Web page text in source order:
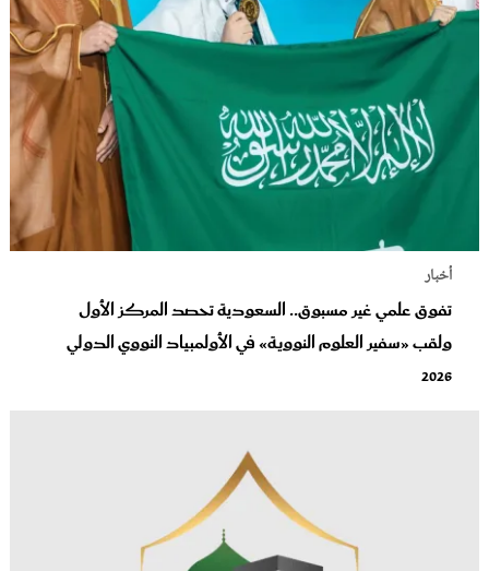
أخبار
تفوق علمي غير مسبوق.. السعودية تحصد المركز الأول
ولقب «سفير العلوم النووية» في الأولمبياد النووي الدولي
2026